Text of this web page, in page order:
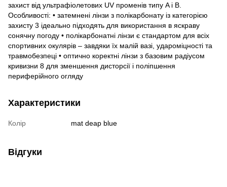
захист від ультрафіолетових UV променів типу A і B.
Особливості: • затемнені лінзи з полікарбонату із категорією
захисту 3 ідеально підходять для використання в яскраву
сонячну погоду • полікарбонатні лінзи є стандартом для всіх
спортивних окулярів – завдяки їх малій вазі, удароміцності та
травмобезпеці • оптично коректні лінзи з базовим радіусом
кривизни 8 для зменшення дисторсії і поліпшення
периферійного огляду
Характеристики
Колір mat deap blue
Відгуки